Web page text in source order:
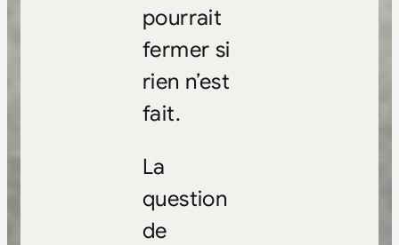
pourrait
fermer si
rien n’est
fait.
La
question
de